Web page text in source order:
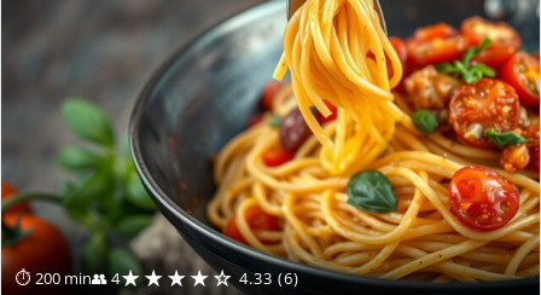
⏱ 200 min👥 4★★★★☆ 4.33 (6)